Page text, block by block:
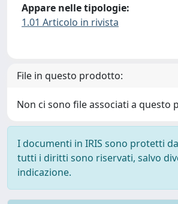
Appare nelle tipologie:
1.01 Articolo in rivista
File in questo prodotto:
Non ci sono file associati a questo
I documenti in IRIS sono protetti
tutti i diritti sono riservati, salvo
indicazione.